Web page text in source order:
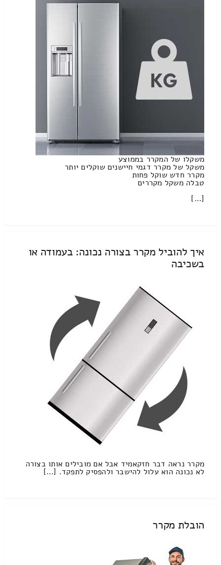
משקלו של המקרר בממוצע
משקל של מקרר דגמי חיישנים שוקלים יותר
מקרר חדש שוקל פחות
טבלה משקל מקררים
[…]
איך להוביל מקרר בצורה נכונה: בעמודה או
בשכיבה
מקרר נראה דבר חזקאמיד אבל אם מובילים אותו בצורה
לא נכונה הוא עלול להישבר ולהפסיק לתפקד. […]
הובלת מקרר